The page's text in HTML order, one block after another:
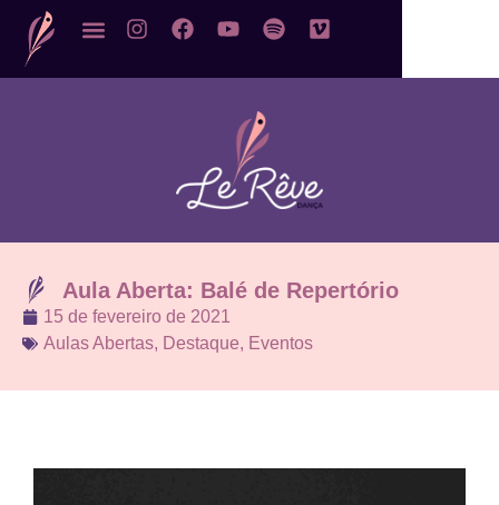
Aula Aberta: Balé de Repertório
15 de fevereiro de 2021
Aulas Abertas, Destaque, Eventos